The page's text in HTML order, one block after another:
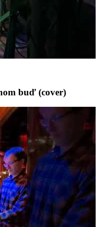
buď (cover)